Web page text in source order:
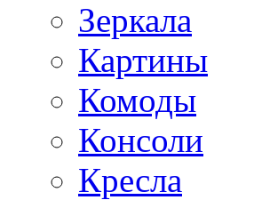
Зеркала
Картины
Комоды
Консоли
Кресла